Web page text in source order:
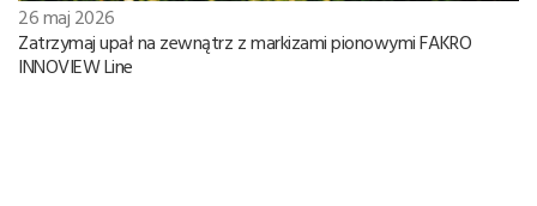
26 maj 2026
Zatrzymaj upał na zewnątrz z markizami pionowymi FAKRO
INNOVIEW Line